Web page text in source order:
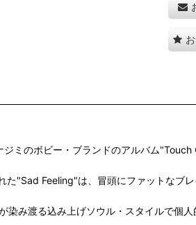
ミのボビー・ブランドのアルバム"Touch
"Sad Feeling"は、冒頭にファットなブ
み渡る込み上げソウル・スタイルで個人